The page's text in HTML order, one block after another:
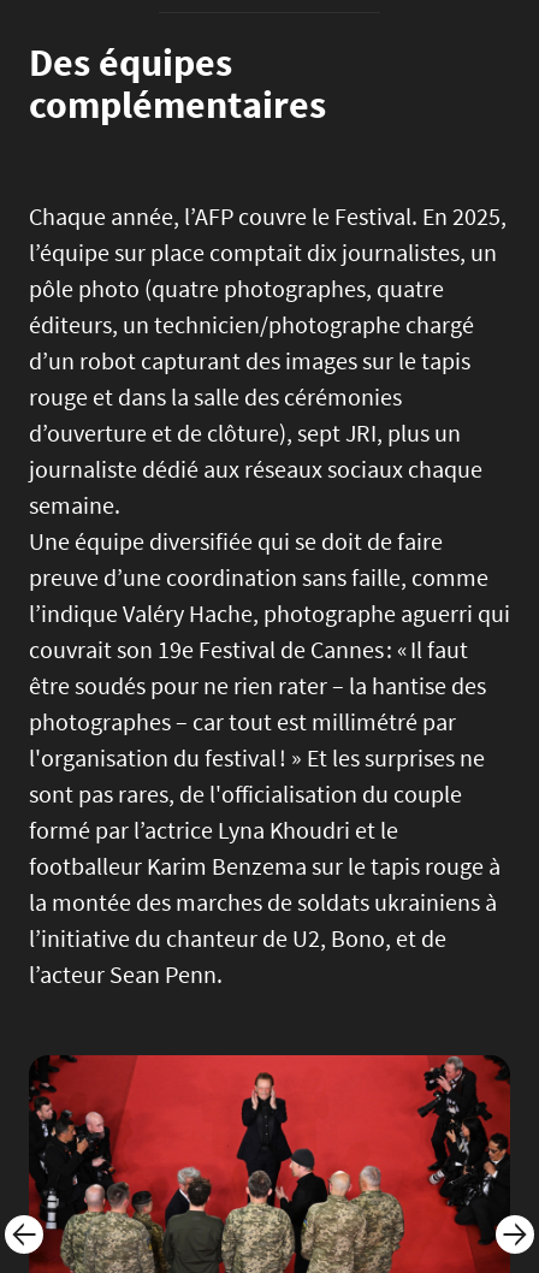
Des équipes
complémentaires
Chaque année, l’AFP couvre le Festival. En 2025,
l’équipe sur place comptait dix journalistes, un
pôle photo (quatre photographes, quatre
éditeurs, un technicien/photographe chargé
d’un robot capturant des images sur le tapis
rouge et dans la salle des cérémonies
d’ouverture et de clôture), sept JRI, plus un
journaliste dédié aux réseaux sociaux chaque
semaine.
Une équipe diversifiée qui se doit de faire
preuve d’une coordination sans faille, comme
l’indique Valéry Hache, photographe aguerri qui
couvrait son 19e Festival de Cannes : « Il faut
être soudés pour ne rien rater – la hantise des
photographes – car tout est millimétré par
l'organisation du festival ! » Et les surprises ne
sont pas rares, de l'officialisation du couple
formé par l’actrice Lyna Khoudri et le
footballeur Karim Benzema sur le tapis rouge à
la montée des marches de soldats ukrainiens à
l’initiative du chanteur de U2, Bono, et de
l’acteur Sean Penn.
Image